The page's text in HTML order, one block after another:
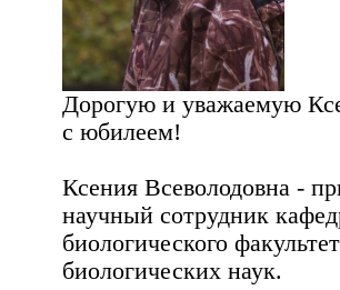
Дорогую и уважаемую
с юбилеем!
Ксения Всеволодовна -
научный сотрудник
биологического
биологических наук.